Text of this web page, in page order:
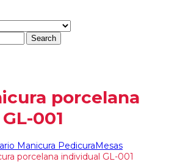
Search
porcelana
001
Manicura PedicuraMesas
porcelana individual GL-001